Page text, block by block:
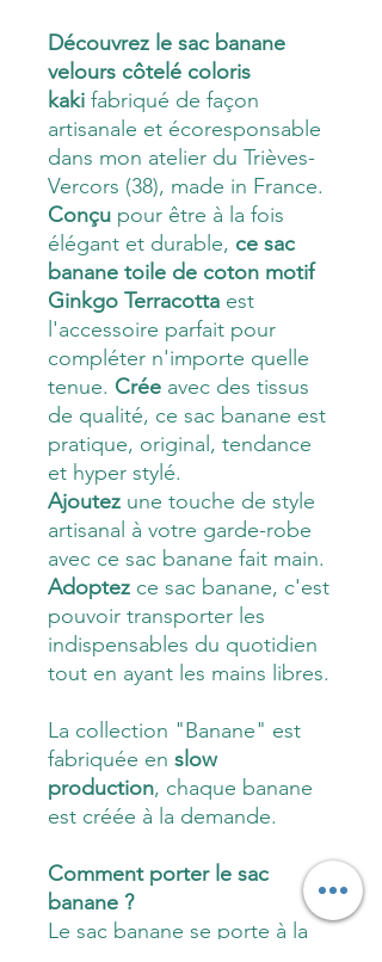
Découvrez le sac banane
velours côtelé coloris
kaki fabriqué de façon
artisanale et écoresponsable
dans mon atelier du Trièves-
Vercors (38), made in France.
Conçu pour être à la fois
élégant et durable, ce sac
banane toile de coton motif
Ginkgo Terracotta est
l'accessoire parfait pour
compléter n'importe quelle
tenue. Crée avec des tissus
de qualité, ce sac banane est
pratique, original, tendance
et hyper stylé.
Ajoutez une touche de style
artisanal à votre garde-robe
avec ce sac banane fait main.
Adoptez ce sac banane, c'est
pouvoir transporter les
indispensables du quotidien
tout en ayant les mains libres.
La collection "Banane" est
fabriquée en slow
production, chaque banane
est créée à la demande.
Comment porter le sac
banane ?
Le sac banane se porte à la